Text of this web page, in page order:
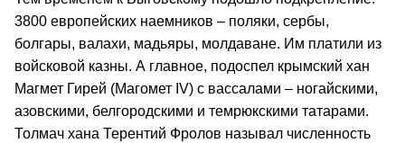
3800 европейских наемников – поляки, сербы,
болгары, валахи, мадьяры, молдаване. Им платили из
войсковой казны. А главное, подоспел крымский хан
Магмет Гирей (Магомет IV) с вассалами – ногайскими,
азовскими, белгородскими и темрюкскими татарами.
Толмач хана Терентий Фролов называл численность